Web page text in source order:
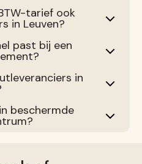
tarief ook
in Leuven?
past bij een
in
beschermde